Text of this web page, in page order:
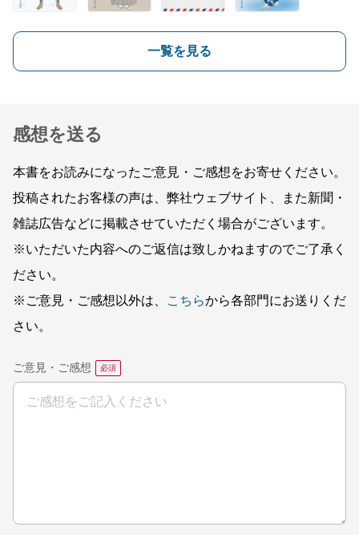
一覧を見る
感想を送る
本書をお読みになったご意見・ご感想をお寄せください。
投稿されたお客様の声は、弊社ウェブサイト、また新聞・
雑誌広告などに掲載させていただく場合がございます。
※いただいた内容へのご返信は致しかねますのでご了承く
ださい。
※ご意見・ご感想以外は、
こちらから各部門にお送りくだ
さい。
ご意見・ご感想